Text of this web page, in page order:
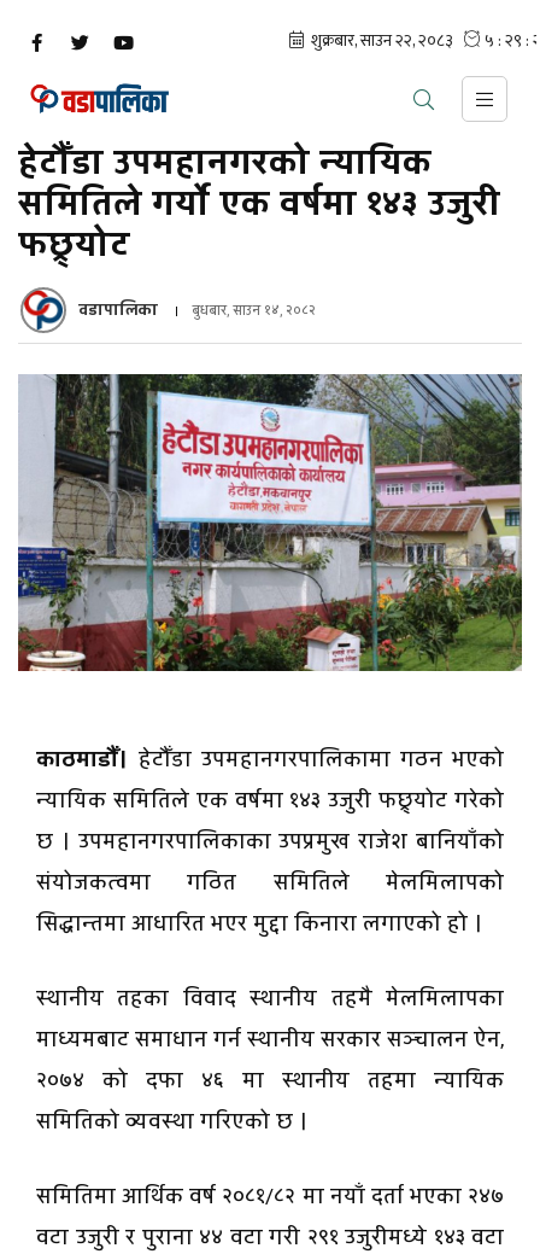
हेटौँडा उपमहानगरको न्यायिक
समितिले गर्यो एक वर्षमा १४३ उजुरी
फछ्र्योट
वडापालिका बुधबार, साउन १४, २०८२
काठमाडाैँ। हेटौँडा उपमहानगरपालिकामा गठन भएको
न्यायिक समितिले एक वर्षमा १४३ उजुरी फछ्र्योट गरेको
छ । उपमहानगरपालिकाका उपप्रमुख राजेश बानियाँको
संयोजकत्वमा गठित समितिले मेलमिलापको
सिद्धान्तमा आधारित भएर मुद्दा किनारा लगाएको हो ।
स्थानीय तहका विवाद स्थानीय तहमै मेलमिलापका
माध्यमबाट समाधान गर्न स्थानीय सरकार सञ्चालन ऐन,
२०७४ को दफा ४६ मा स्थानीय तहमा न्यायिक
समितिको व्यवस्था गरिएको छ ।
समितिमा आर्थिक वर्ष २०८१/८२ मा नयाँ दर्ता भएका २४७
वटा उजुरी र पुराना ४४ वटा गरी २९१ उजुरीमध्ये १४३ वटा